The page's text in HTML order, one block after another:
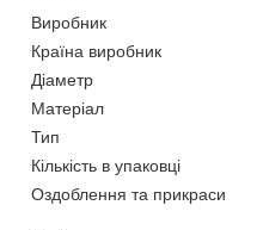
Виробник
Країна виробник
Діаметр
Матеріал
Тип
Кількість в упаковці
Оздоблення та прикраси